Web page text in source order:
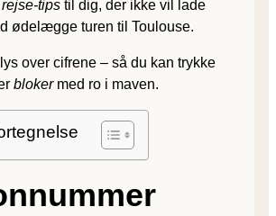
rejse-tips til dig, der ikke vil lade
ødelægge turen til Toulouse.
over cifrene – så du kan trykke
blokermed ro i maven.